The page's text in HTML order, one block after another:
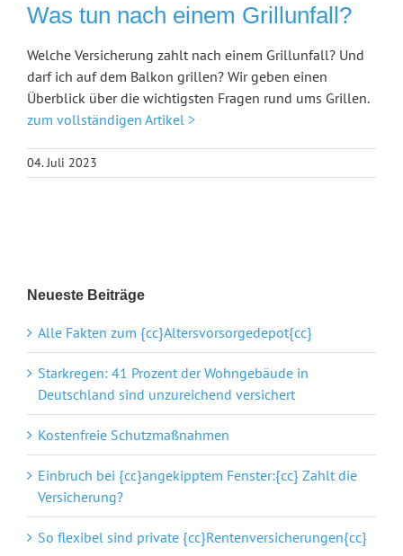
Was tun nach einem Grillunfall?
Welche Versicherung zahlt nach einem Grillunfall? Und
darf ich auf dem Balkon grillen? Wir geben einen
Überblick über die wichtigsten Fragen rund ums Grillen.
zum vollständigen Artikel >
04. Juli 2023
Neueste Beiträge
Alle Fakten zum {cc}Altersvorsorgedepot{cc}
Starkregen: 41 Prozent der Wohngebäude in
Deutschland sind unzureichend versichert
Kostenfreie Schutzmaßnahmen
Einbruch bei {cc}angekipptem Fenster:{cc} Zahlt die
Versicherung?
So flexibel sind private {cc}Rentenversicherungen{cc}